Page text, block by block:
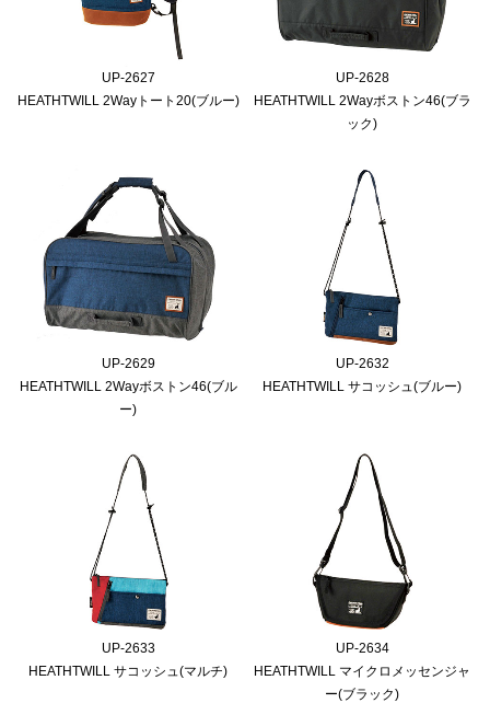
UP-2627
HEATHTWILL 2Wayトート20(ブルー)
UP-2628
HEATHTWILL 2Wayボストン46(ブラ
ック)
UP-2629
HEATHTWILL 2Wayボストン46(ブル
ー)
UP-2632
HEATHTWILL サコッシュ(ブルー)
UP-2633
HEATHTWILL サコッシュ(マルチ)
UP-2634
HEATHTWILL マイクロメッセンジャ
ー(ブラック)